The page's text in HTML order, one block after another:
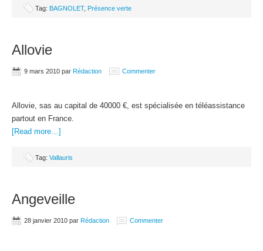
Tag: BAGNOLET, Présence verte
Allovie
9 mars 2010 par Rédaction Commenter
Allovie, sas au capital de 40000 €, est spécialisée en téléassistance
partout en France.
[Read more…]
Tag: Vallauris
Angeveille
28 janvier 2010 par Rédaction Commenter